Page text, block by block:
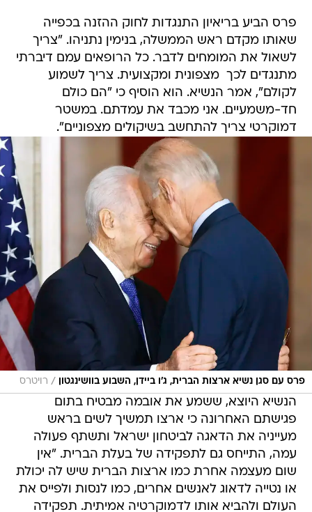
לשאול את המומחים לדבר. כל הרופאים עמם דיברתי
מתנגדים לכך  מצפונית ומקצועית. צריך לשמוע
לקולם", אמר הנשיא. הוא הוסיף כי "הם כולם
חד-משמעיים. אני מכבד את עמדתם. במשטר
דמוקרטי צריך להתחשב בשיקולים מצפוניים".
פרס עם סגן נשיא ארצות הברית, ג'ו ביידן, השבוע בוושינגטון רויטרס
הנשיא היוצא, ששמע את אובמה מבטיח בתום
פגישתם האחרונה כי ארצו תמשיך לשים בראש
מעייניה את הדאגה לביטחון ישראל ותשתף פעולה
עמה, התייחס גם לתפקידה של בעלת הברית. "אין
שום מעצמה אחרת כמו ארצות הברית שיש לה יכולת
או נטייה לדאוג לאנשים אחרים, כמו לנסות ולפייס את
העולם ולהביא אותו לדמוקרטיה אמיתית. תפקידה
במזרח התיכון חיובי".